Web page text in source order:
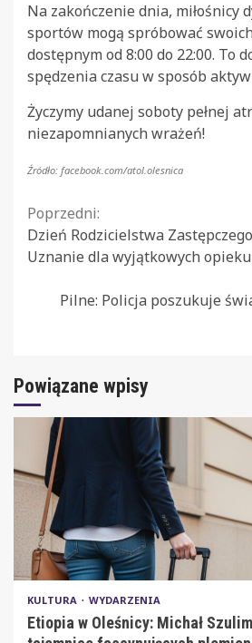
Na zakończenie dnia, miłośnicy
sportów mogą spróbować
dostępnym od 8:00 do 22:00. To
spędzenia czasu w sposób
Życzymy udanej soboty pełnej
niezapomnianych wrażeń!
Źródło: facebook.com/atol.olesnica
Continue
Reading
Poprzedni:
Dzień Rodzicielstwa
Uznanie dla wyjątkowych
Pilne: Policja poszukuje
Powiązane wpisy
KULTURA WYDARZENIA
Etiopia w Oleśnicy: Michał